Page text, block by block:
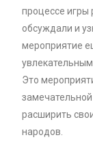
процессе игры
обсуждали и
мероприятие
увлекательным.
Это
расширить
народов.